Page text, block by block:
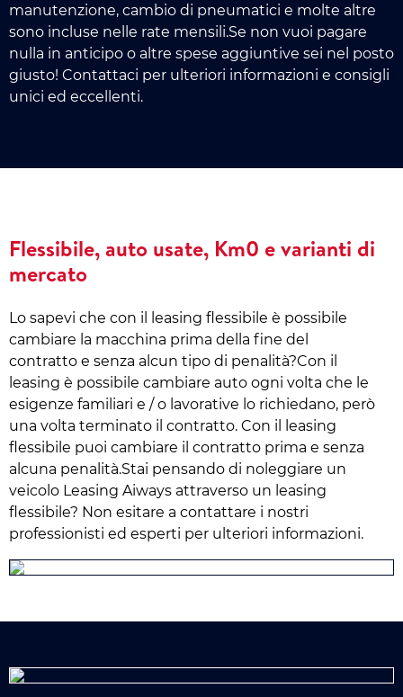
manutenzione, cambio di pneumatici e molte altre
sono incluse nelle rate mensili.Se non vuoi pagare
nulla in anticipo o altre spese aggiuntive sei nel posto
giusto! Contattaci per ulteriori informazioni e consigli
unici ed eccellenti.
Flessibile, auto usate, Km0 e varianti di
mercato
Lo sapevi che con il leasing flessibile è possibile
cambiare la macchina prima della fine del
contratto e senza alcun tipo di penalità?Con il
leasing è possibile cambiare auto ogni volta che le
esigenze familiari e / o lavorative lo richiedano, però
una volta terminato il contratto. Con il leasing
flessibile puoi cambiare il contratto prima e senza
alcuna penalità.Stai pensando di noleggiare un
veicolo Leasing Aiways attraverso un leasing
flessibile? Non esitare a contattare i nostri
professionisti ed esperti per ulteriori informazioni.